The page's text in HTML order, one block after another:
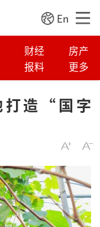
En
财经
房产
报料 更多
打造“国字